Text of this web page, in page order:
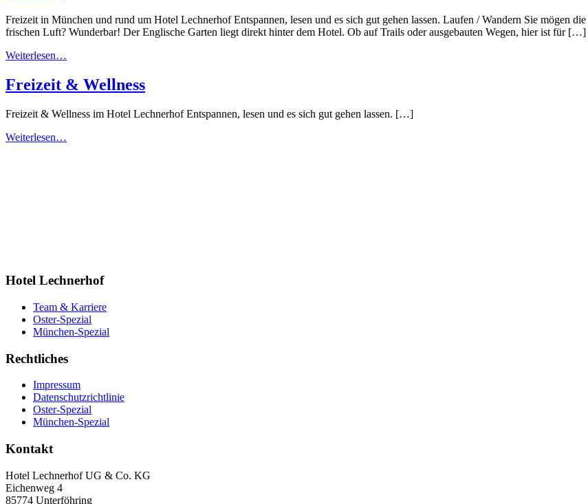
Freizeit in München und rund um Hotel Lechnerhof Entspannen, lesen und es sich gut gehen lassen. Laufen / Wandern Sie mögen
frischen Luft? Wunderbar! Der Englische Garten liegt direkt hinter dem Hotel. Ob auf Trails oder ausgebauten Wegen, hier ist für […]
Weiterlesen…
Freizeit & Wellness
Freizeit & Wellness im Hotel Lechnerhof Entspannen, lesen und es sich gut gehen lassen. […]
Weiterlesen…
Hotel Lechnerhof
Team & Karriere
Oster-Spezial
München-Spezial
Rechtliches
Impressum
Datenschutzrichtlinie
Oster-Spezial
München-Spezial
Kontakt
Hotel Lechnerhof UG & Co. KG
Eichenweg 4
85774 Unterföhring